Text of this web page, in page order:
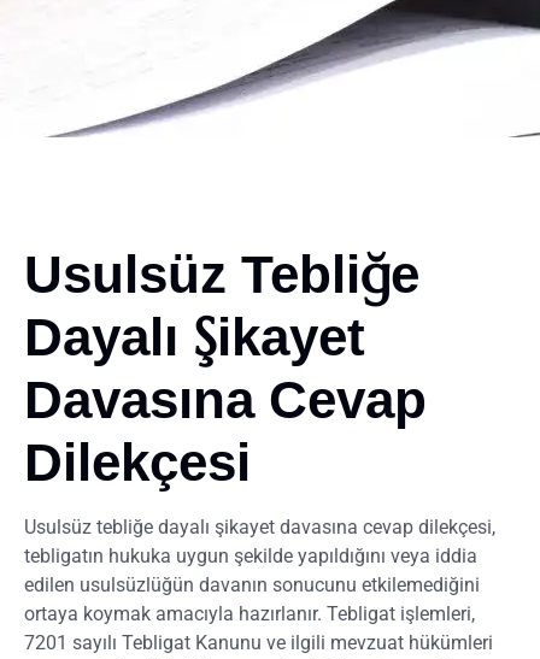
Usulsüz Tebliğe
Dayalı Şikayet
Davasına Cevap
Dilekçesi
Usulsüz tebliğe dayalı şikayet davasına cevap dilekçesi,
tebligatın hukuka uygun şekilde yapıldığını veya iddia
edilen usulsüzlüğün davanın sonucunu etkilemediğini
ortaya koymak amacıyla hazırlanır. Tebligat işlemleri,
7201 sayılı Tebligat Kanunu ve ilgili mevzuat hükümleri